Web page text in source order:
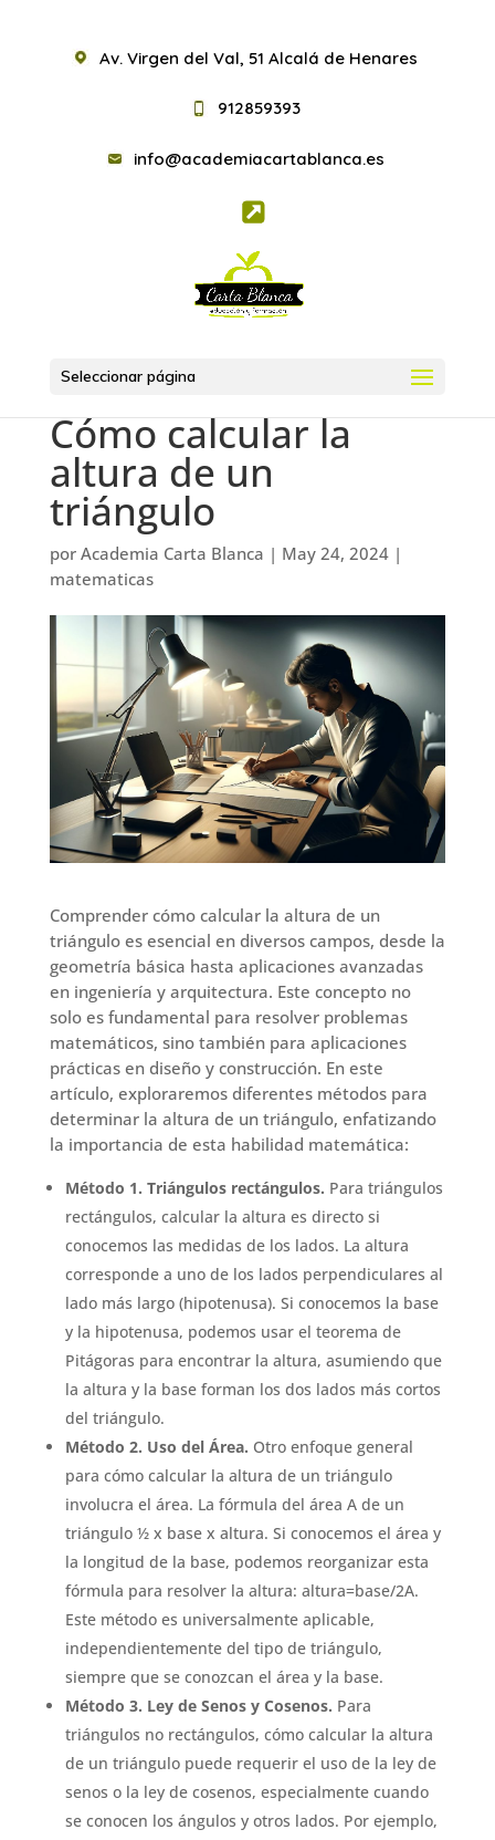
Av. Virgen del Val, 51 Alcalá de Henares
912859393
info@academiacartablanca.es
Seleccionar página
Cómo calcular la
altura de un
triángulo
por Academia Carta Blanca | May 24, 2024|
matematicas
Comprender cómo calcular la altura de un
triángulo es esencial en diversos campos, desde la
geometría básica hasta aplicaciones avanzadas
en ingeniería y arquitectura. Este concepto no
solo es fundamental para resolver problemas
matemáticos, sino también para aplicaciones
prácticas en diseño y construcción. En este
artículo, exploraremos diferentes métodos para
determinar la altura de un triángulo, enfatizando
la importancia de esta habilidad matemática:
Método 1. Triángulos rectángulos. Para triángulos
rectángulos, calcular la altura es directo si
conocemos las medidas de los lados. La altura
corresponde a uno de los lados perpendiculares al
lado más largo (hipotenusa). Si conocemos la base
y la hipotenusa, podemos usar el teorema de
Pitágoras para encontrar la altura, asumiendo que
la altura y la base forman los dos lados más cortos
del triángulo.
Método 2. Uso del Área. Otro enfoque general
para cómo calcular la altura de un triángulo
involucra el área. La fórmula del área A de un
triángulo ½ x base x altura. Si conocemos el área y
la longitud de la base, podemos reorganizar esta
fórmula para resolver la altura: altura=base/2A.
Este método es universalmente aplicable,
independientemente del tipo de triángulo,
siempre que se conozcan el área y la base.
Método 3. Ley de Senos y Cosenos. Para
triángulos no rectángulos, cómo calcular la altura
de un triángulo puede requerir el uso de la ley de
senos o la ley de cosenos, especialmente cuando
se conocen los ángulos y otros lados. Por ejemplo,